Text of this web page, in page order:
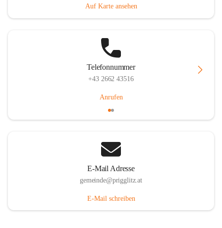
Auf Karte ansehen
Telefonnummer
+43 2662 43516
Anrufen
E-Mail Adresse
gemeinde@prigglitz.at
E-Mail schreiben